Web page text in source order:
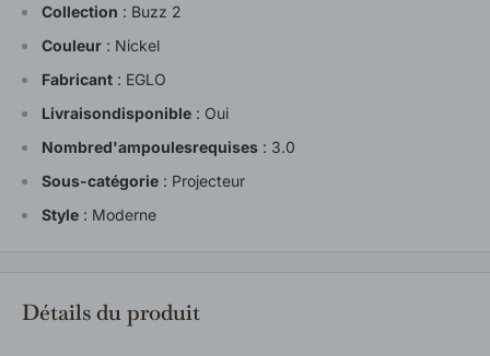
Collection : Buzz 2
Couleur : Nickel
Fabricant : EGLO
Livraisondisponible : Oui
Nombred'ampoulesrequises : 3.0
Sous-catégorie : Projecteur
Style : Moderne
Détails du produit